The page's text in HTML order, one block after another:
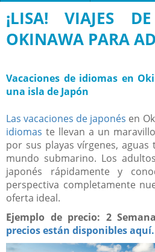
¡LISA! VIAJES
OKINAWA PARA
Vacaciones de idiomas en
una isla de Japón
Las vacaciones de japonés en
idiomas te llevan a un
por sus playas vírgenes,
mundo submarino. Los
japonés rápidamente y
perspectiva completamente
oferta ideal.
Ejemplo de precio: 2
precios están disponibles aquí.